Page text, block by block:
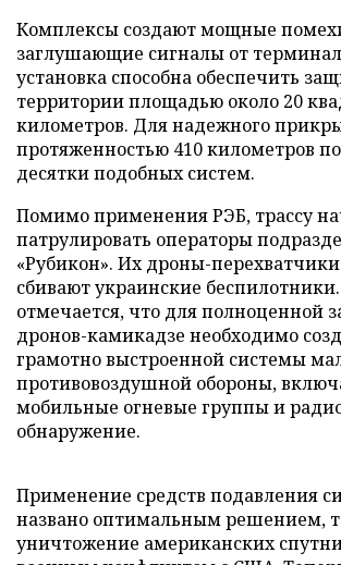
Комплексы создают мощные
заглушающие сигналы от
установка способна обеспечить
территории площадью около 20
километров. Для надежного
протяженностью 410 километров
десятки подобных систем.
Помимо применения РЭБ, трассу
патрулировать операторы
«Рубикон». Их дроны-
сбивают украинские
отмечается, что для полноценной
дронов-камикадзе необходимо
грамотно выстроенной системы
противовоздушной обороны,
мобильные огневые группы и
обнаружение.
Применение средств подавления
названо оптимальным решением,
уничтожение американских